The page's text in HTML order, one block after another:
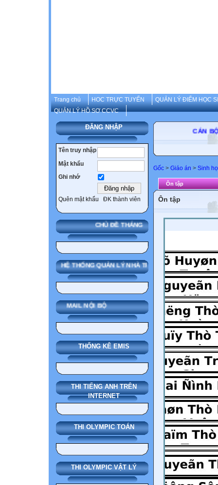
Trang chủ HOC TRỰC TUYẾN
QUẢN LÝ ĐIỂM HỌC
QUẢN LÝ HỒ SƠ CCVC
ĐĂNG NHẬP
Tên truy nhập
Mật khẩu
Ghi nhớ
Quên mật khẩu ĐK thành viên
CHỦ ĐỀ THÁNG
SMAS HỆ THỐNG QUẢN LÝ NHÀ TRƯỜNG
MAIL NỘI BỘ
THỐNG KÊ EMIS
THI TIẾNG ANH TRÊN
INTERNET
THI OLYMPIC TOÁN
THI OLYMPIC VẬT LÝ
CÁN BỘ-
Gốc > Giáo án > Sinh
Ôn tập
Ôn tập